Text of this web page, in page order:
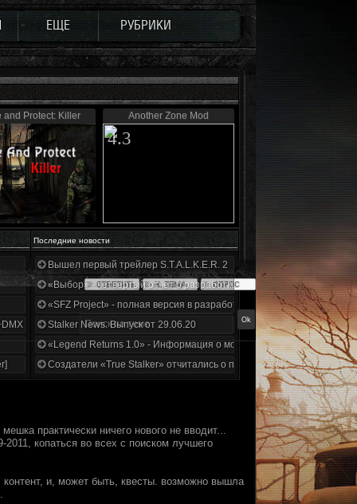
ЕЩЕ РУБРИКИ
and Protect: Killer Another Zone Mod
4.3
Последние новости
1.3.5.ООП.МА.К.
Вышел первый трейлер S.T.A.L.K.E.R. 2
«Выбор» - четвертый отчет о разработке!
«SFZ Project» - полная версия в разработке!
Stalker News. Выпуск от 29.06.20
«Legend Returns 1.0» - Информация о моде за июнь 2020
Создатели «True Stalker» отчитались о проделанной работе
практически ничего нового не вводит...
копаться во всех с поиском лучшего
и, может быть, квесты. возможно вышла